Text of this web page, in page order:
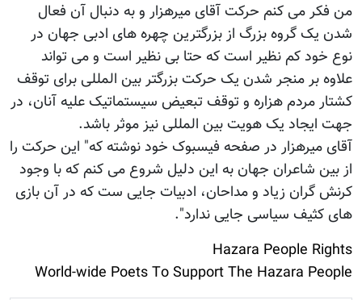
من فکر می کنم حرکت آقای میرهزار و به دنبال آن فعال
شدن یک گروه بزرگ از بزرگترین چهره های ادبی جهان در
نوع خود کم نظیر است که حتا بی نظیر است و می تواند
علاوه بر منجر شدن یک حرکت بزرگتر بین المللی برای توقف
کشتار مردم هزاره و توقف تبعیض سیستماتیک علیه آنان، در
جهت ایجاد یک هویت بین المللی نیز موثر باشد.
آقای میرهزار در صفحه فیسبوک خود نوشته که" این حرکت را
از بین شاعران جهان به این دلیل شروع می کنم که با وجود
کرنش گران زیاد و مداحان، ادبیات جایی ست که در آن بازی
های کثیف سیاسی جایی ندارد".
Hazara People Rights
World-wide Poets To Support The Hazara People